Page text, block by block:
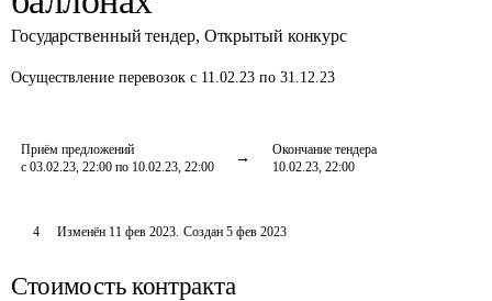
Государственный тендер, Открытый конкурс
Осуществление перевозок с 11.02.23 по 31.12.23
Приём предложений
с 03.02.23, 22:00 по 10.02.23, 22:00
Окончание тендера
10.02.23, 22:00
4 Изменён 11 фев 2023. Создан 5 фев 2023
Стоимость контракта